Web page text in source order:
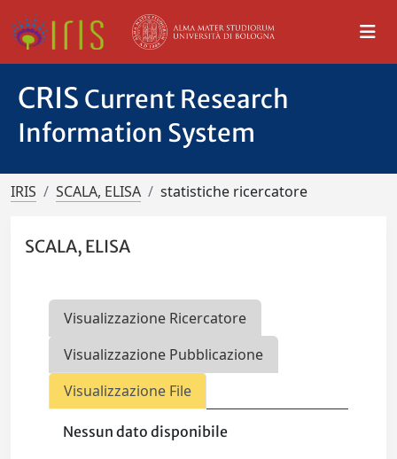
CRIS Current Research
Information System
IRIS SCALA, ELISA statistiche ricercatore
SCALA, ELISA
Visualizzazione Ricercatore
Visualizzazione Pubblicazione
Visualizzazione File
Nessun dato disponibile